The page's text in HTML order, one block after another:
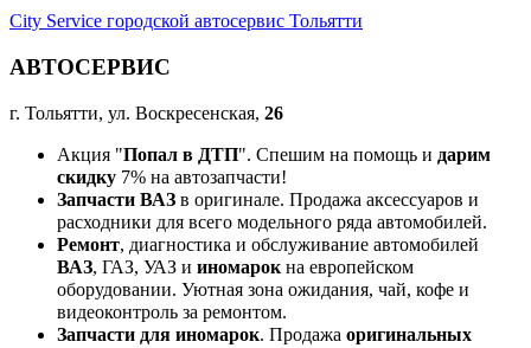
City Service городской автосервис Тольятти
АВТОСЕРВИС
г. Тольятти, ул. Воскресенская, 26
Акция "Попал в ДТП". Спешим на помощь и дарим
скидку 7% на автозапчасти!
Запчасти ВАЗ в оригинале. Продажа аксессуаров и
расходники для всего модельного ряда автомобилей.
Ремонт, диагностика и обслуживание автомобилей
ВАЗ, ГАЗ, УАЗ и иномарокна европейском
оборудовании. Уютная зона ожидания, чай, кофе и
видеоконтроль за ремонтом.
Запчасти для иномарок. Продажа оригинальных